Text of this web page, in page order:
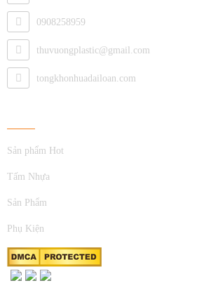
0908258959
thuvuongplastic@gmail.com
tongkhonhuadailoan.com
Sản phẩm Hot
Tấm Nhựa
Sản Phẩm
Phụ Kiện